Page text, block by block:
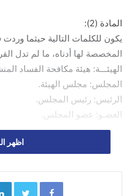
المادة (2):
يكون للكلمات التالية حيثما
المخصصة لها أدناه، ما لم تدل
الهيئـــة: هيئة مكافحة الفساد
المجلس: مجلس الهيئة.
الرئيس: رئيس المجلس.
العضـو: عضو المجلس.
اظهر
Facebook
Twitter